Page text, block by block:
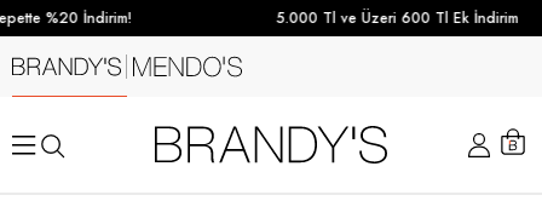
%20 İndirim! 5.000 Tl ve Üzeri 600 Tl Ek İndirim